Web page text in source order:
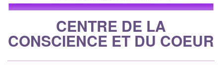
CENTRE DE LA
CONSCIENCE ET DU COEUR